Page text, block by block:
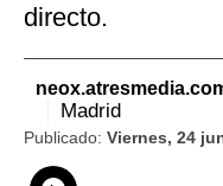
directo.
Madrid
Publicado: Viernes, 24